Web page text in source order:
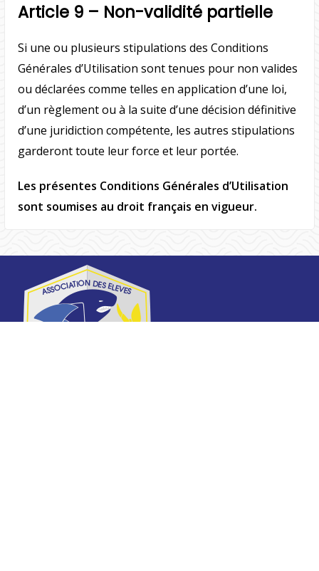
Article 9 – Non-validité partielle
Si une ou plusieurs stipulations des Conditions
Générales d’Utilisation sont tenues pour non valides
ou déclarées comme telles en application d’une loi,
d’un règlement ou à la suite d’une décision définitive
d’une juridiction compétente, les autres stipulations
garderont toute leur force et leur portée.
Les présentes Conditions Générales d’Utilisation
sont soumises au droit français en vigueur.